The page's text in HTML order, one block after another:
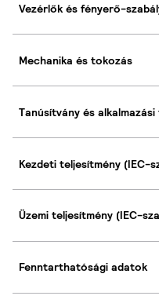
Vezérlők és fényerő-
Mechanika és tokozás
Tanúsítvány és
Kezdeti teljesítmény (IEC-
Üzemi teljesítmény (IEC-
Fenntarthatósági adatok